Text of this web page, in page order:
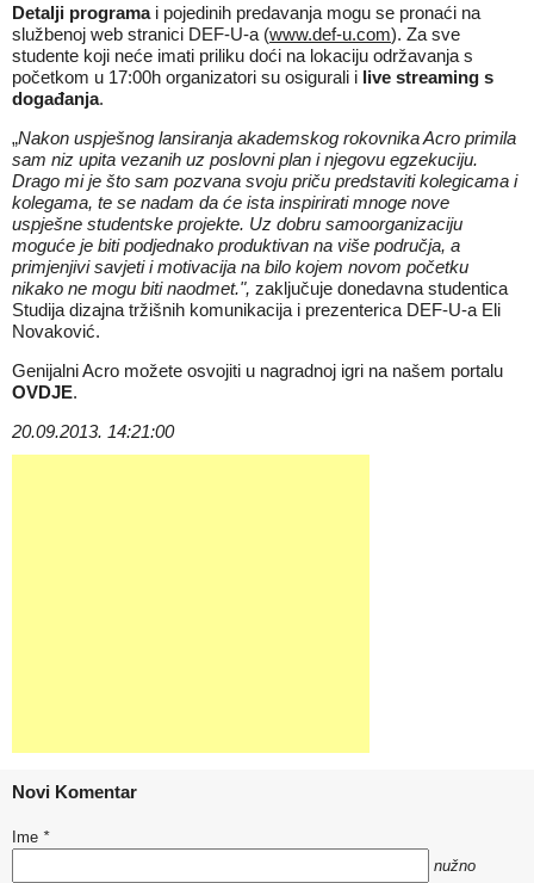
Detalji programai pojedinih predavanja mogu se pronaći na
službenoj web stranici DEF-U-a (www.def-u.com). Za sve
studente koji neće imati priliku doći na lokaciju održavanja s
početkom u 17:00h organizatori su osigurali i live streaming s
događanja.
„Nakon uspješnog lansiranja akademskog rokovnika Acro primila
sam niz upita vezanih uz poslovni plan i njegovu egzekuciju.
Drago mi je što sam pozvana svoju priču predstaviti kolegicama i
kolegama, te se nadam da će ista inspirirati mnoge nove
uspješne studentske projekte. Uz dobru samoorganizaciju
moguće je biti podjednako produktivan na više područja, a
primjenjivi savjeti i motivacija na bilo kojem novom početku
nikako ne mogu biti naodmet.", zaključuje donedavna studentica
Studija dizajna tržišnih komunikacija i prezenterica DEF-U-a Eli
Novaković.
Genijalni Acro možete osvojiti u nagradnoj igri na našem portalu
OVDJE.
20.09.2013. 14:21:00
Novi Komentar
Ime *
nužno